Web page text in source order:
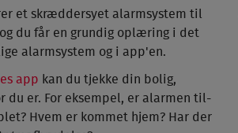
et skræddersyet alarmsystem til
du får en grundig oplæring i det
alarmsystem og i app'en.
app kan du tjekke din bolig,
du er. For eksempel, er alarmen til-
Hvem er kommet hjem? Har der